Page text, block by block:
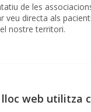
de les
veu directa als
nostre territori.
web utilitza